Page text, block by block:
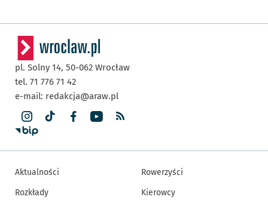
pl. Solny 14, 50-062 Wrocław
tel. 71 776 71 42
e-mail: redakcja@araw.pl
Aktualności
Rozkłady
Rowerzyści
Kierowcy